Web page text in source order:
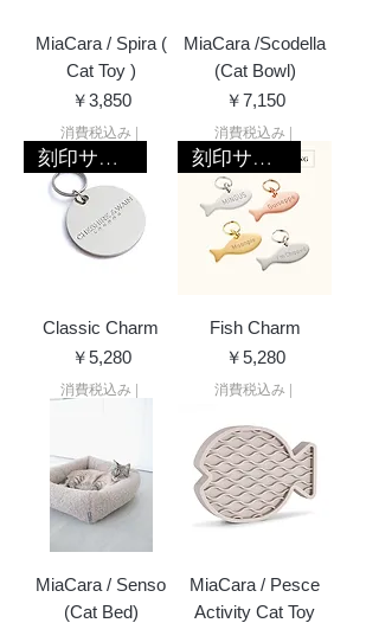
MiaCara / Spira (
Cat Toy )
価格
￥3,850
消費税込み |
MiaCara /Scodella
(Cat Bowl)
価格
￥7,150
消費税込み |
刻印サービス
Classic Charm
価格
￥5,280
消費税込み |
刻印サービス
Fish Charm
価格
￥5,280
消費税込み |
MiaCara / Senso
(Cat Bed)
MiaCara / Pesce
Activity Cat Toy